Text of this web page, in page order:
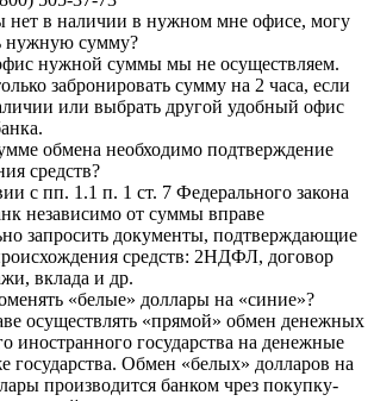
нет в наличии в нужном мне офисе, могу
нужную сумму?
нужной суммы мы не осуществляем.
забронировать сумму на 2 часа, если
или выбрать другой удобный офис
обмена необходимо подтверждение
средств?
с пп. 1.1 п. 1 ст. 7 Федерального закона
независимо от суммы вправе
запросить документы, подтверждающие
средств: 2НДФЛ, договор
вклада и др.
«белые» доллары на «синие»?
осуществлять «прямой» обмен денежных
иностранного государства на денежные
государства. Обмен «белых» долларов на
производится банком чрез покупку-